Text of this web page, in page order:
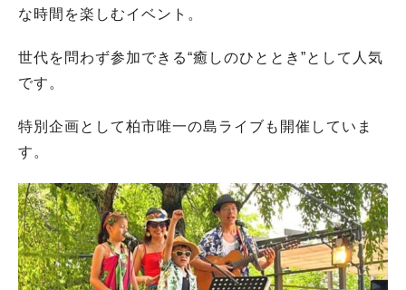
な時間を楽しむイベント。
世代を問わず参加できる“癒しのひととき”として人気
です。
特別企画として柏市唯一の島ライブも開催していま
す。